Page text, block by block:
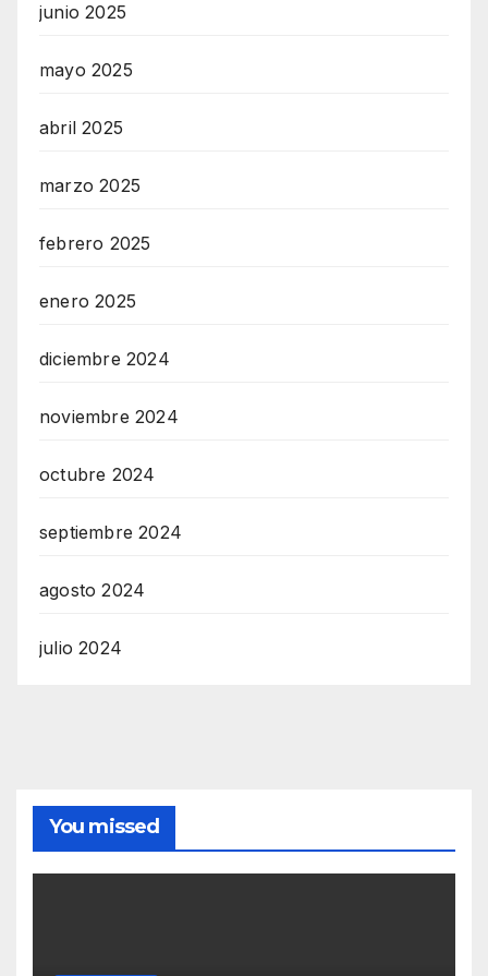
junio 2025
mayo 2025
abril 2025
marzo 2025
febrero 2025
enero 2025
diciembre 2024
noviembre 2024
octubre 2024
septiembre 2024
agosto 2024
julio 2024
You missed